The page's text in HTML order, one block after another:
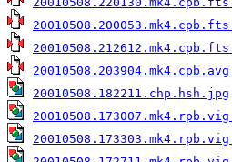
20010508.182211.chp.hsh.jpg